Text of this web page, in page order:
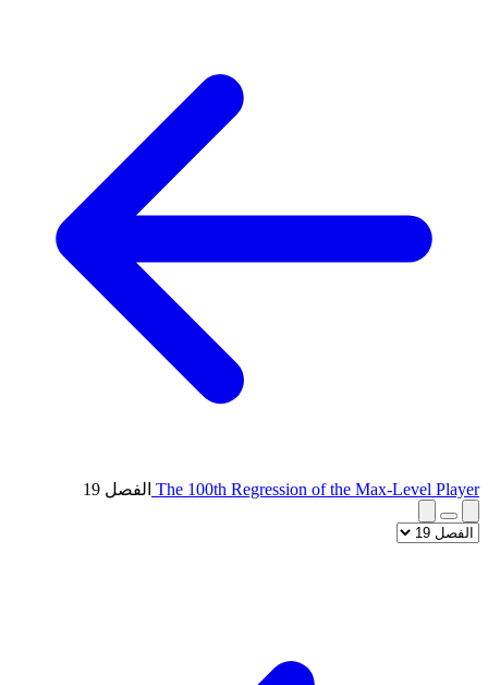
The 100th Regression of the Max-Level Player الفصل 19